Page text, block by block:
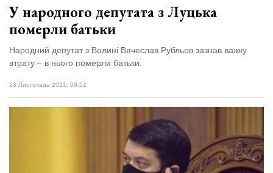
У народного депутата з Луцька
померли батьки
Народний депутат з Волині Вячеслав Рубльов зазнав важку
втрату – в нього померли батьки.
23 Листопада 2021, 09:52